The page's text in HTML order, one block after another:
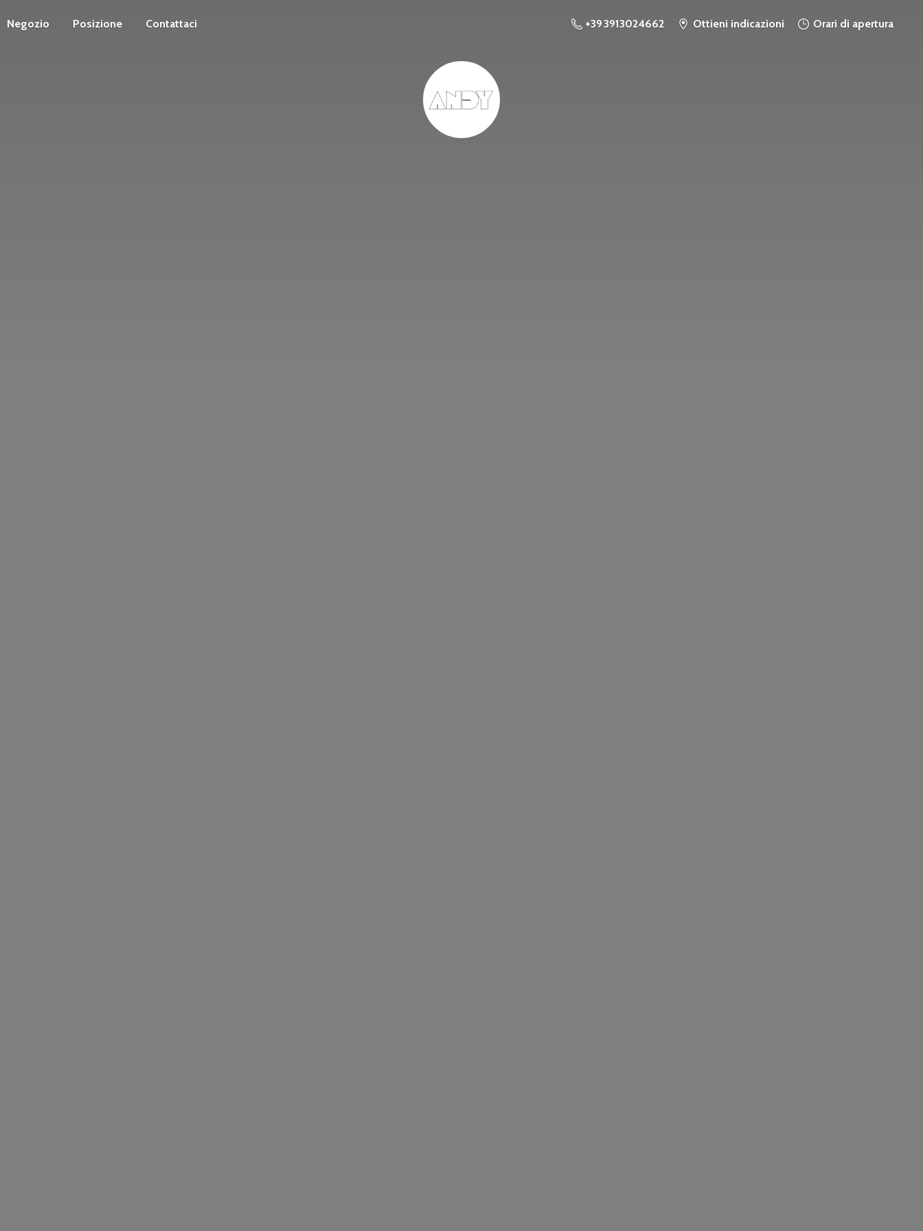
Negozio Posizione Contattaci +39 3913024662 Ottieni indicazioni Orari di apertura